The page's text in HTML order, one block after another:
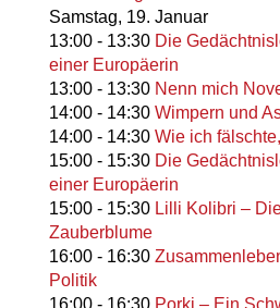
Samstag, 19. Januar
13:00- 13:30 Die
einer Europäerin
13:00- 13:30 Nenn mich
14:00- 14:30 Wimpern und
14:00- 14:30 Wie ich
15:00- 15:30 Die
einer Europäerin
15:00- 15:30 Lilli Kolibri –
Zauberblume
16:00- 16:30
Politik